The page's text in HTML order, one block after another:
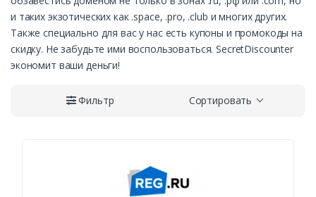
и таких экзотических как .space, .pro, .club и многих других.
Также специально для вас у нас есть купоны и промокоды на
скидку. Не забудьте ими воспользоваться. SecretDiscounter
экономит ваши деньги!
Фильтр Сортировать